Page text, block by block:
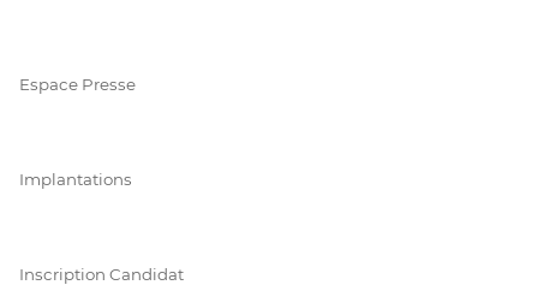
Espace Presse
Implantations
Inscription Candidat